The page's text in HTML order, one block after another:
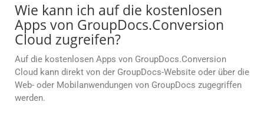
Wie kann ich auf die kostenlosen
Apps von GroupDocs.Conversion
Cloud zugreifen?
Auf die kostenlosen Apps von GroupDocs.Conversion
Cloud kann direkt von der GroupDocs-Website oder über die
Web- oder Mobilanwendungen von GroupDocs zugegriffen
werden.